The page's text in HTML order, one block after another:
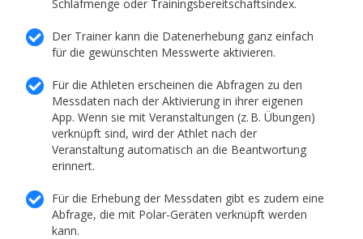
Schlafmenge oder Trainingsbereitschaftsindex.
Der Trainer kann die Datenerhebung ganz einfach
für die gewünschten Messwerte aktivieren.
Für die Athleten erscheinen die Abfragen zu den
Messdaten nach der Aktivierung in ihrer eigenen
App. Wenn sie mit Veranstaltungen (z. B. Übungen)
verknüpft sind, wird der Athlet nach der
Veranstaltung automatisch an die Beantwortung
erinnert.
Für die Erhebung der Messdaten gibt es zudem eine
Abfrage, die mit Polar-Geräten verknüpft werden
kann.